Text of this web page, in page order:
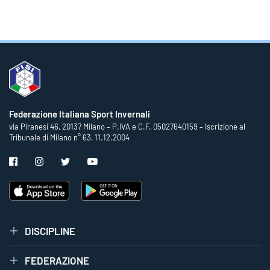
Federazione Italiana Sport Invernali
via Piranesi 46, 20137 Milano – P.IVA e C.F. 05027640159 – Iscrizione al
Tribunale di Milano n° 63, 11.12.2004
DISCIPLINE
FEDERAZIONE